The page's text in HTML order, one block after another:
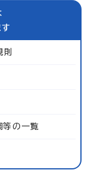
則
等の一覧